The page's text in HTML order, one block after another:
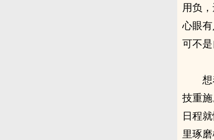
用负
心眼
可不
技重
日程
里琢